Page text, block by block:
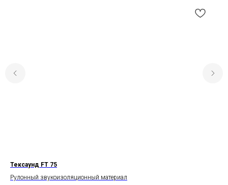
Тексаунд FT 75
Рулонный звукоизоляционный материал